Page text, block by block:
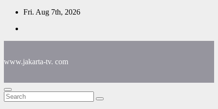
Skip
content
Fri. Aug 7th, 2026
www.jakarta-tv. com